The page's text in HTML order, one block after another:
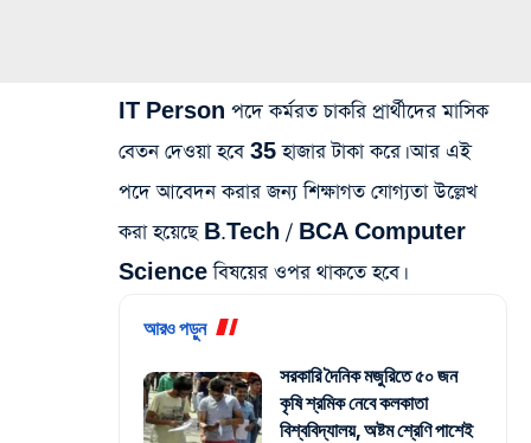
IT Person পদে কর্মরত চাকরি প্রার্থীদের মাসিক
বেতন দেওয়া হবে 35 হাজার টাকা করে। আর এই
পদে আবেদন করার জন্য শিক্ষাগত যোগ্যতা উল্লেখ
করা হয়েছে B.Tech / BCA Computer
Science বিষয়ের ওপর থাকতে হবে।
আরও পড়ুন
সরকারি দৈনিক মজুরিতে ৫০ জন
কৃষি শ্রমিক নেবে কলকাতা
বিশ্ববিদ্যালয়, অষ্টম শ্রেণি পাশেই